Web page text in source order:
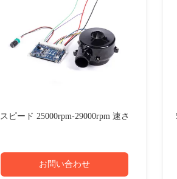
スピード 25000rpm-29000rpm 速さ
お問い合わせ